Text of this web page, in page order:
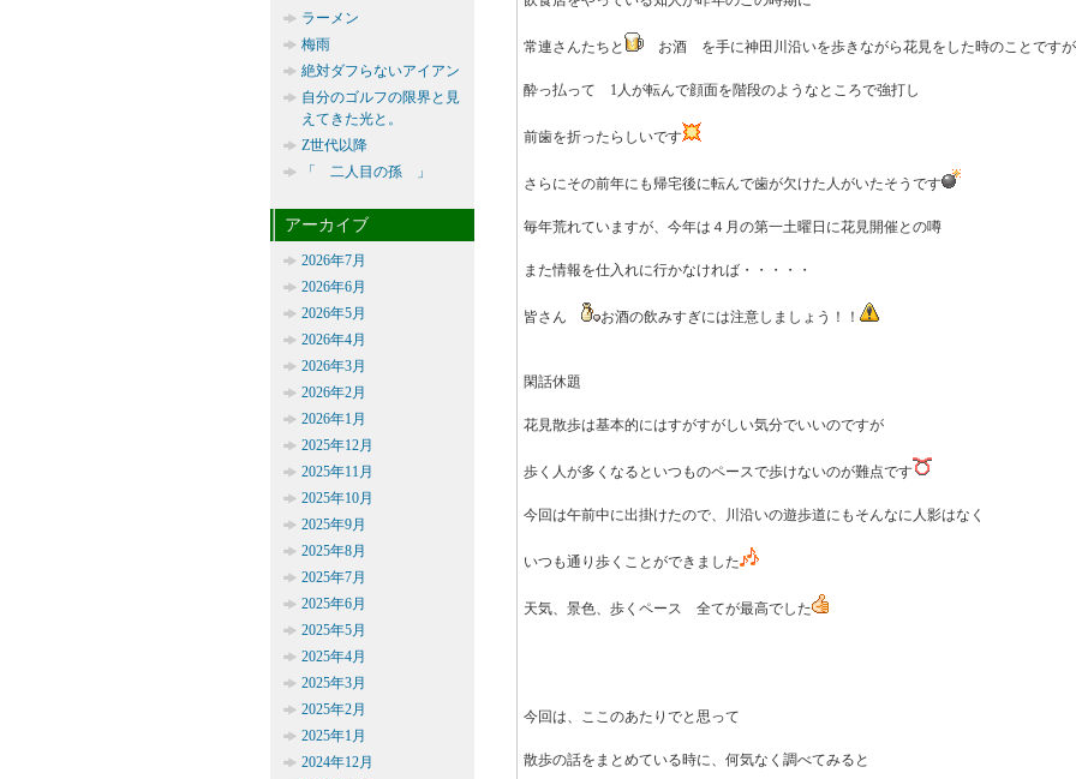
常連さんたちと お酒 を手に神田川沿いを歩きながら花見をした時のことですが
酔っ払って 1人が転んで顔面を階段のようなところで強打し
前歯を折ったらしいです
さらにその前年にも帰宅後に転んで歯が欠けた人がいたそうです
毎年荒れていますが、今年は４月の第一土曜日に花見開催との噂
また情報を仕入れに行かなければ・・・・・
皆さん お酒の飲みすぎには注意しましょう！！
閑話休題
花見散歩は基本的にはすがすがしい気分でいいのですが
歩く人が多くなるといつものペースで歩けないのが難点です
今回は午前中に出掛けたので、川沿いの遊歩道にもそんなに人影はなく
いつも通り歩くことができました
天気、景色、歩くペース 全てが最高でした
今回は、ここのあたりでと思って
散歩の話をまとめている時に、何気なく調べてみると
ラーメン
梅雨
絶対ダフらないアイアン
自分のゴルフの限界と見
えてきた光と。
Z世代以降
「 二人目の孫 」
アーカイブ
2026年7月
2026年6月
2026年5月
2026年4月
2026年3月
2026年2月
2026年1月
2025年12月
2025年11月
2025年10月
2025年9月
2025年8月
2025年7月
2025年6月
2025年5月
2025年4月
2025年3月
2025年2月
2025年1月
2024年12月